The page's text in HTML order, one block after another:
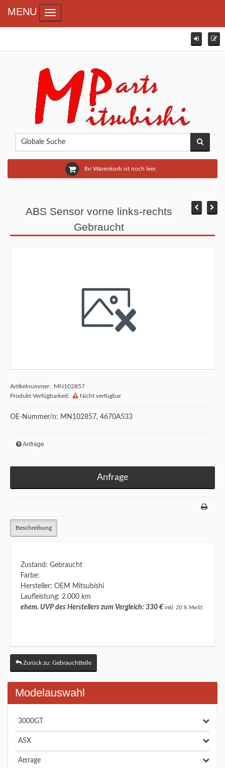
Ihr Warenkorb ist noch leer.
MENU Toggle navigation
ABS Sensor vorne links-rechts
Gebraucht
Artikelnummer: MN102857
Produkt Verfügbarkeit:
Nicht verfügbar
OE-Nummer/n: MN102857, 4670A533
Anfrage
Anfrage
Beschreibung
Zustand: Gebraucht
Farbe:
Hersteller: OEM Mitsubishi
Laufleistung: 2.000 km
ehem. UVP des Herstellers zum Vergleich: 330 € inkl. 20 % MwSt.
Zurück zu: Gebrauchtteile
Modelauswahl
3000GT
ASX
Attrage